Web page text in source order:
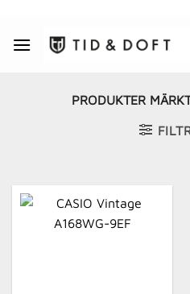
content
PRODUKTER